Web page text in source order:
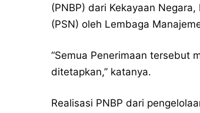
(PNBP) dari Kekayaan
(PSN) oleh Lembaga
“Semua Penerimaan tersebut
ditetapkan,” katanya.
Realisasi PNBP dari